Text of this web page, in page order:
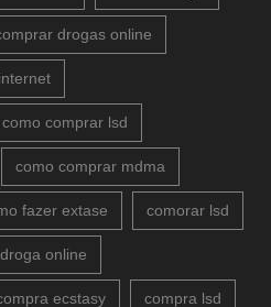
drogas online
como comprar lsd
como comprar mdma
fazer extase comorar lsd
online
ecstasy compra lsd